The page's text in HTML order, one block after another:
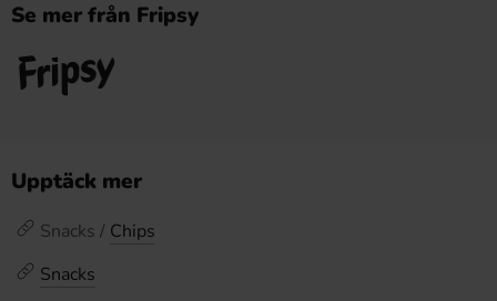
Se mer från Fripsy
Upptäck mer
Snacks / Chips
Snacks